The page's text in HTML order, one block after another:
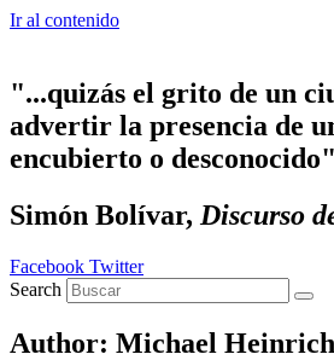
Ir al contenido
"...quizás el grito de un
advertir la presencia de
encubierto o
Simón Bolívar, Discurso
Facebook Twitter
Search
Author: Michael Heinrich